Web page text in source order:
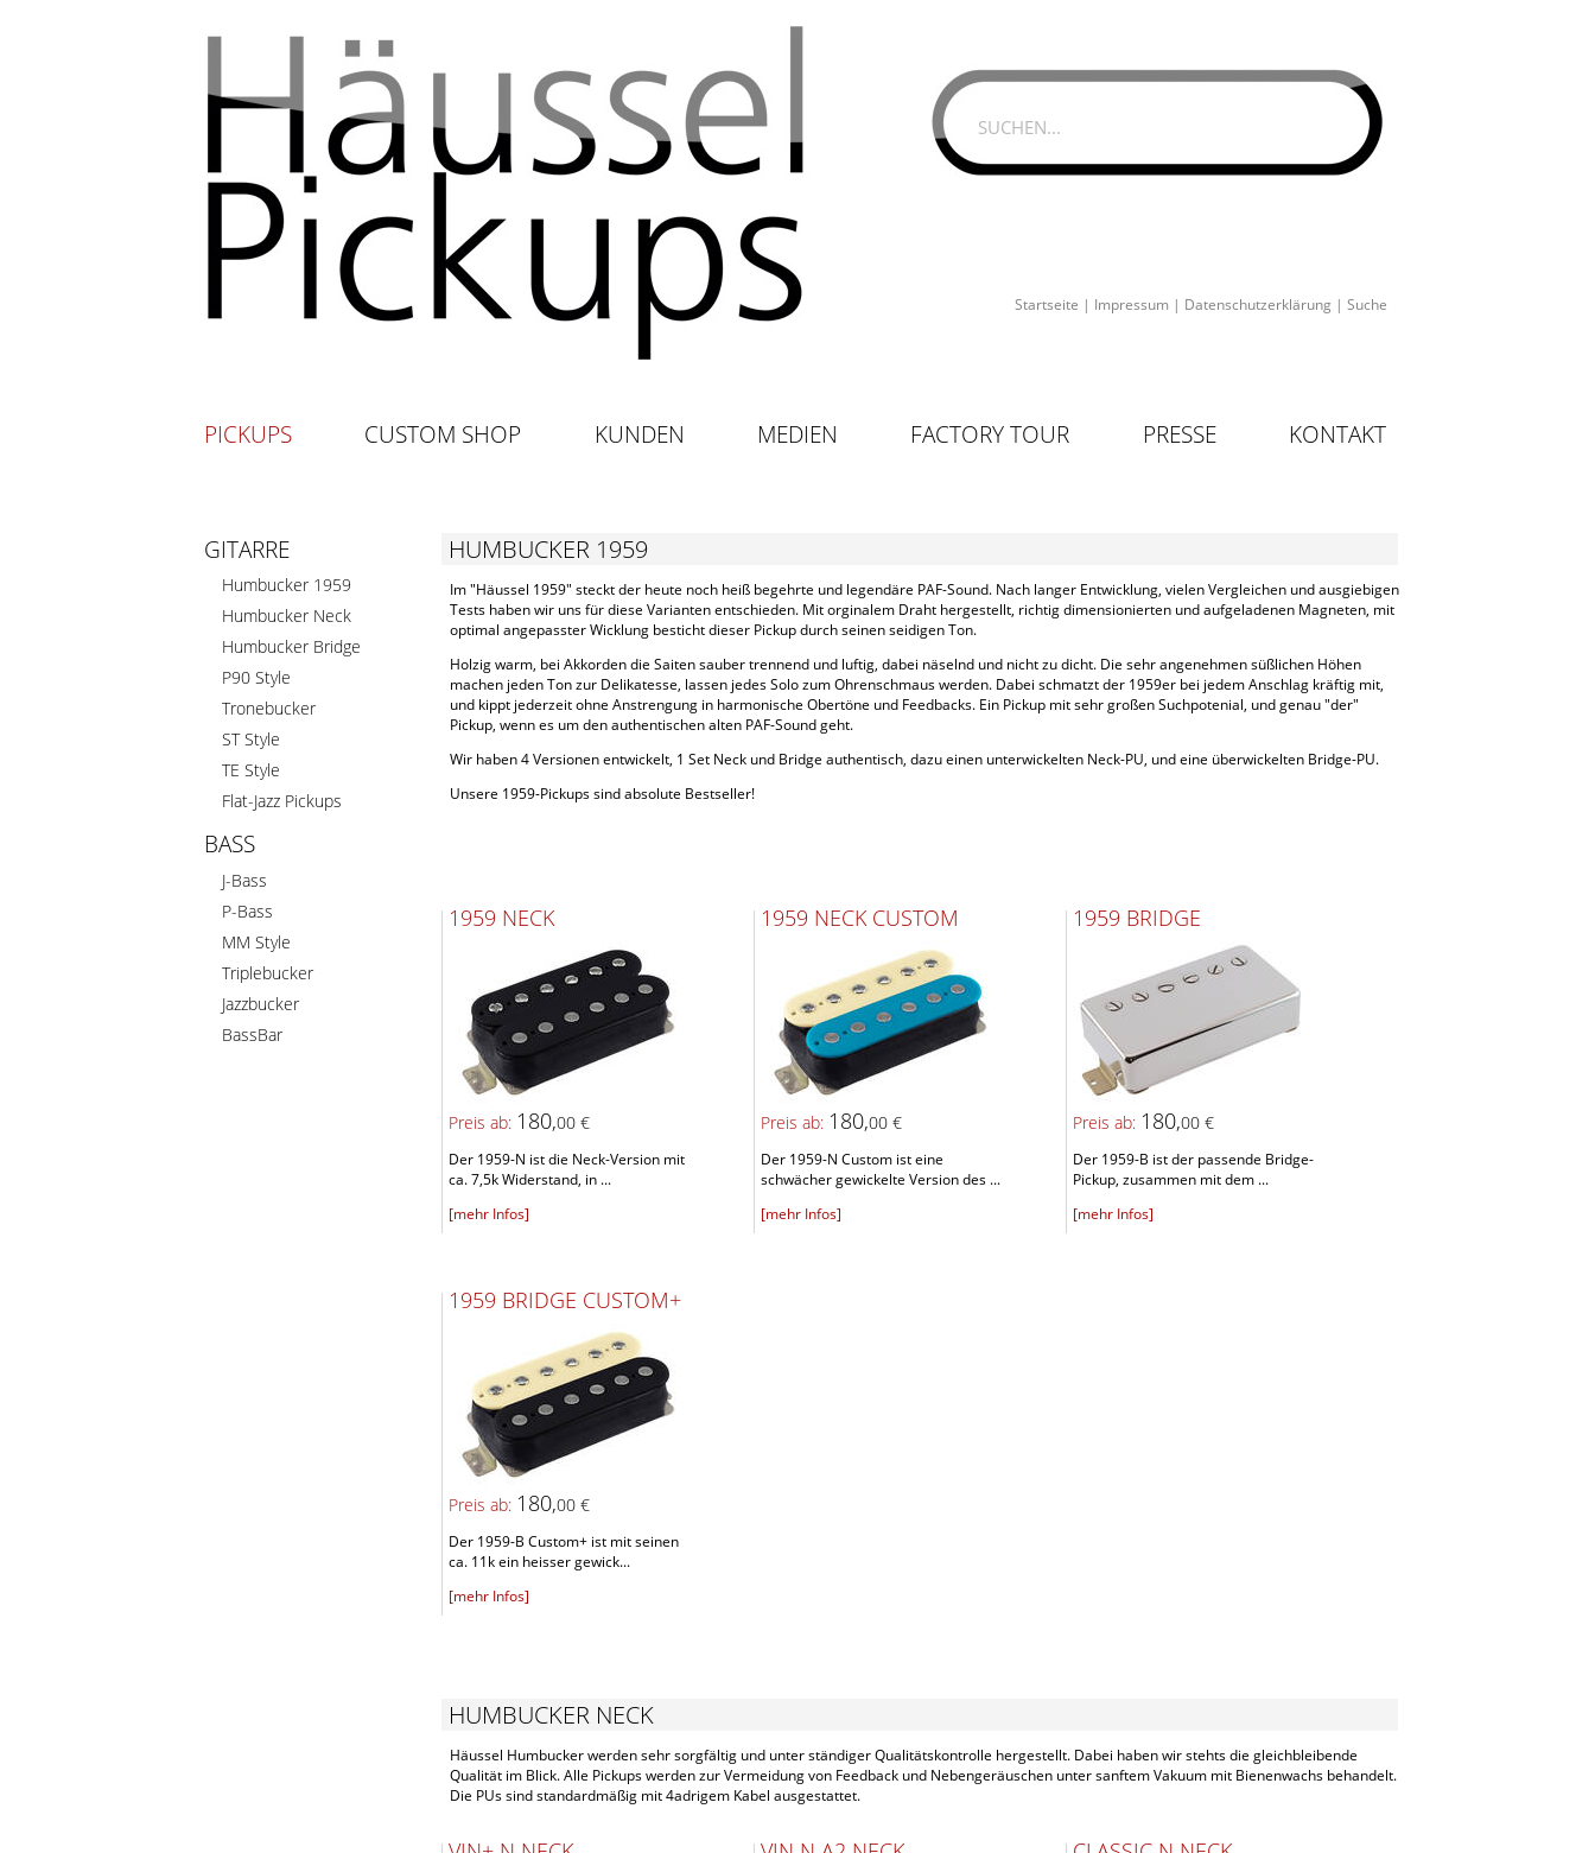
Startseite | Impressum | Datenschutzerklärung | Suche
PICKUPS CUSTOM SHOP KUNDEN MEDIEN FACTORY TOUR PRESSE KONTAKT
GITARRE
Humbucker 1959
Humbucker Neck
Humbucker Bridge
P90 Style
Tronebucker
ST Style
TE Style
Flat-Jazz Pickups
BASS
J-Bass
P-Bass
MM Style
Triplebucker
Jazzbucker
BassBar
HUMBUCKER 1959
Im "Häussel 1959" steckt der heute noch heiß begehrte und legendäre PAF-Sound. Nach langer Entwicklung, vielen Vergleichen und ausgiebigen
Tests haben wir uns für diese Varianten entschieden. Mit orginalem Draht hergestellt, richtig dimensionierten und aufgeladenen Magneten, mit
optimal angepasster Wicklung besticht dieser Pickup durch seinen seidigen Ton.
Holzig warm, bei Akkorden die Saiten sauber trennend und luftig, dabei näselnd und nicht zu dicht. Die sehr angenehmen süßlichen Höhen
machen jeden Ton zur Delikatesse, lassen jedes Solo zum Ohrenschmaus werden. Dabei schmatzt der 1959er bei jedem Anschlag kräftig mit,
und kippt jederzeit ohne Anstrengung in harmonische Obertöne und Feedbacks. Ein Pickup mit sehr großen Suchpotenial, und genau "der"
Pickup, wenn es um den authentischen alten PAF-Sound geht.
Wir haben 4 Versionen entwickelt, 1 Set Neck und Bridge authentisch, dazu einen unterwickelten Neck-PU, und eine überwickelten Bridge-PU.
Unsere 1959-Pickups sind absolute Bestseller!
1959 NECK
Preis ab: 180,00 €
Der 1959-N ist die Neck-Version mit
ca. 7,5k Widerstand, in ...
[mehr Infos]
1959 NECK CUSTOM
Preis ab: 180,00 €
Der 1959-N Custom ist eine
schwächer gewickelte Version des ...
[mehr Infos]
1959 BRIDGE
Preis ab: 180,00 €
Der 1959-B ist der passende Bridge-
Pickup, zusammen mit dem ...
[mehr Infos]
1959 BRIDGE CUSTOM+
Preis ab: 180,00 €
Der 1959-B Custom+ ist mit seinen
ca. 11k ein heisser gewick...
[mehr Infos]
HUMBUCKER NECK
Häussel Humbucker werden sehr sorgfältig und unter ständiger Qualitätskontrolle hergestellt. Dabei haben wir stehts die gleichbleibende
Qualität im Blick. Alle Pickups werden zur Vermeidung von Feedback und Nebengeräuschen unter sanftem Vakuum mit Bienenwachs behandelt.
Die PUs sind standardmäßig mit 4adrigem Kabel ausgestattet.